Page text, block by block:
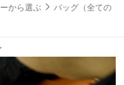
から選ぶ
バッグ（全ての